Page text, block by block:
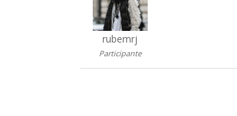
rubemrj
Participante